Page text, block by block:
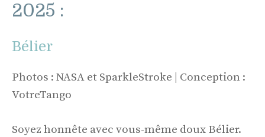
2025 :
Bélier
Photos : NASA et SparkleStroke | Conception :
VotreTango
Soyez honnête avec vous-même doux Bélier.